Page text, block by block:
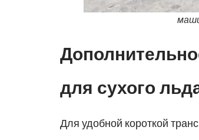
для сухого
Для удобной короткой